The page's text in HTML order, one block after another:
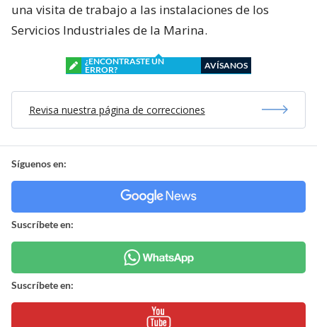
una visita de trabajo a las instalaciones de los
Servicios Industriales de la Marina.
¿ENCONTRASTE UN
ERROR?
AVÍSANOS
Revisa nuestra página de correcciones
Síguenos en:
Suscríbete en:
Suscríbete en: